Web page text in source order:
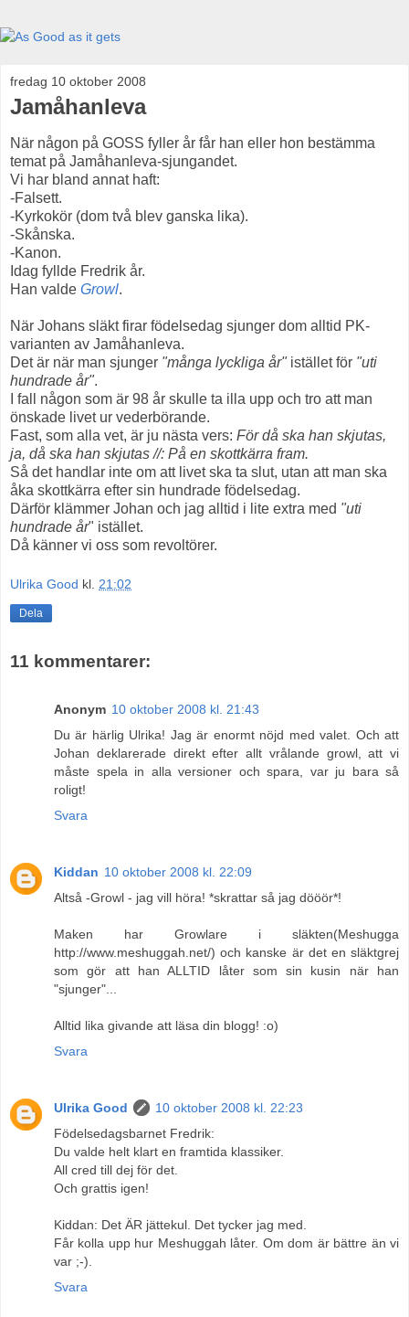
fredag 10 oktober 2008
Jamåhanleva
När någon på GOSS fyller år får han eller hon bestämma
temat på Jamåhanleva-sjungandet.
Vi har bland annat haft:
-Falsett.
-Kyrkokör (dom två blev ganska lika).
-Skånska.
-Kanon.
Idag fyllde Fredrik år.
Han valde Growl.
När Johans släkt firar födelsedag sjunger dom alltid PK-
varianten av Jamåhanleva.
Det är när man sjunger "många lyckliga år"istället för "uti
hundrade år".
I fall någon som är 98 år skulle ta illa upp och tro att man
önskade livet ur vederbörande.
Fast, som alla vet, är ju nästa vers: För då ska han skjutas,
ja, då ska han skjutas //: På en skottkärra fram.
Så det handlar inte om att livet ska ta slut, utan att man ska
åka skottkärra efter sin hundrade födelsedag.
Därför klämmer Johan och jag alltid i lite extra med "uti
hundrade år" istället.
Då känner vi oss som revoltörer.
Ulrika Good kl. 21:02
Dela
11 kommentarer:
Anonym 10 oktober 2008 kl. 21:43
Du är härlig Ulrika! Jag är enormt nöjd med valet. Och att
Johan deklarerade direkt efter allt vrålande growl, att vi
måste spela in alla versioner och spara, var ju bara så
roligt!
Svara
Kiddan 10 oktober 2008 kl. 22:09
Altså -Growl - jag vill höra! *skrattar så jag dööör*!
Maken har Growlare i släkten(Meshugga
http://www.meshuggah.net/) och kanske är det en släktgrej
som gör att han ALLTID låter som sin kusin när han
"sjunger"...
Alltid lika givande att läsa din blogg! :o)
Svara
Ulrika Good
10 oktober 2008 kl. 22:23
Födelsedagsbarnet Fredrik:
Du valde helt klart en framtida klassiker.
All cred till dej för det.
Och grattis igen!
Kiddan: Det ÄR jättekul. Det tycker jag med.
Får kolla upp hur Meshuggah låter. Om dom är bättre än vi
var ;-).
Svara